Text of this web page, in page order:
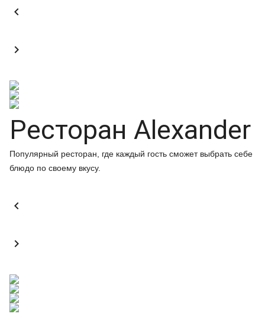


Ресторан Alexander
Популярный ресторан, где каждый гость сможет выбрать себе
блюдо по своему вкусу.

